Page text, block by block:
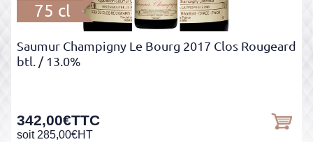
75 cl
Saumur Champigny Le Bourg 2017 Clos Rougeard
btl.
/ 13.0%
342,00€TTC
soit 285,00€HT